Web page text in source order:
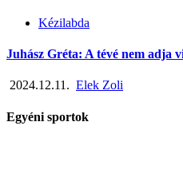
Kézilabda
Juhász Gréta: A tévé nem adja
2024.12.11. Elek Zoli
Egyéni sportok